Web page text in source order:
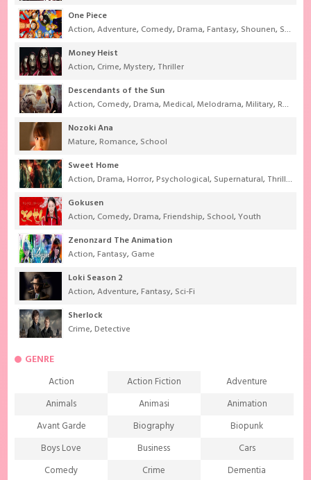
One Piece
Action,Adventure, Comedy,Drama,Fantasy, Shounen, Super Power
Money Heist
Action, Crime,Mystery, Thriller
Descendants of the Sun
Action, Comedy,Drama,Medical,Melodrama,Military,Romance
Nozoki Ana
Mature,Romance, School
Sweet Home
Action,Drama,Horror,Psychological, Supernatural, Thriller
Gokusen
Action, Comedy,Drama,Friendship, School,Youth
Zenonzard The Animation
Action,Fantasy, Game
Loki Season 2
Action,Adventure,Fantasy, Sci-Fi
Sherlock
Crime,Detective
GENRE
Action Action Fiction
Adventure
Animals
Animasi
Animation
Avant Garde
Biography
Biopunk
Boys Love
Business
Cars
Comedy
Crime
Dementia